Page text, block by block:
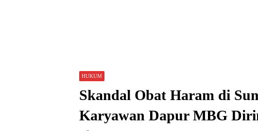
HUKUM
Skandal Obat Haram di
Karyawan Dapur MBG